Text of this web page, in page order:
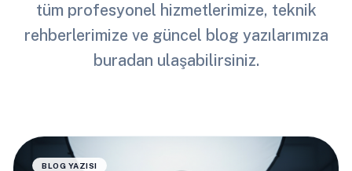
tüm profesyonel hizmetlerimize, teknik
rehberlerimize ve güncel blog yazılarımıza
buradan ulaşabilirsiniz.
BLOG YAZISI